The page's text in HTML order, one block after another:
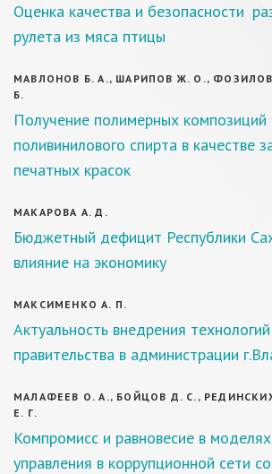
Оценка качества и безопасности
рулета из мяса птицы
МАВЛОНОВ Б. А., ШАРИПОВ Ж. О.,
Б.
Получение полимерных композиций
поливинилового спирта в качестве
печатных красок
МАКАРОВА А. Д.
Бюджетный дефицит Республики
влияние на экономику
МАКСИМЕНКО А. П.
Актуальность внедрения
правительства в администрации
МАЛАФЕЕВ О. А., БОЙЦОВ Д. С.,
Е. Г.
Компромисс и равновесие в
управления в коррупционной сети